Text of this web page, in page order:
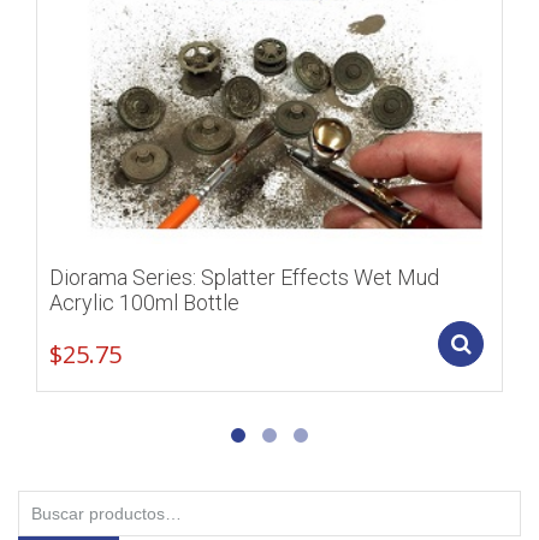
Diorama Series: Splatter Effects Wet Mud
Acrylic 100ml Bottle
$25.75
Buscar
por: